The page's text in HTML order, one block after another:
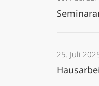
25. Juli